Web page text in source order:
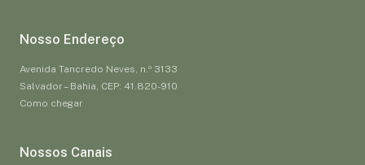
Nosso Endereço
Avenida Tancredo Neves, n.º 3133
Salvador – Bahia, CEP: 41.820-910
Como chegar
Nossos Canais